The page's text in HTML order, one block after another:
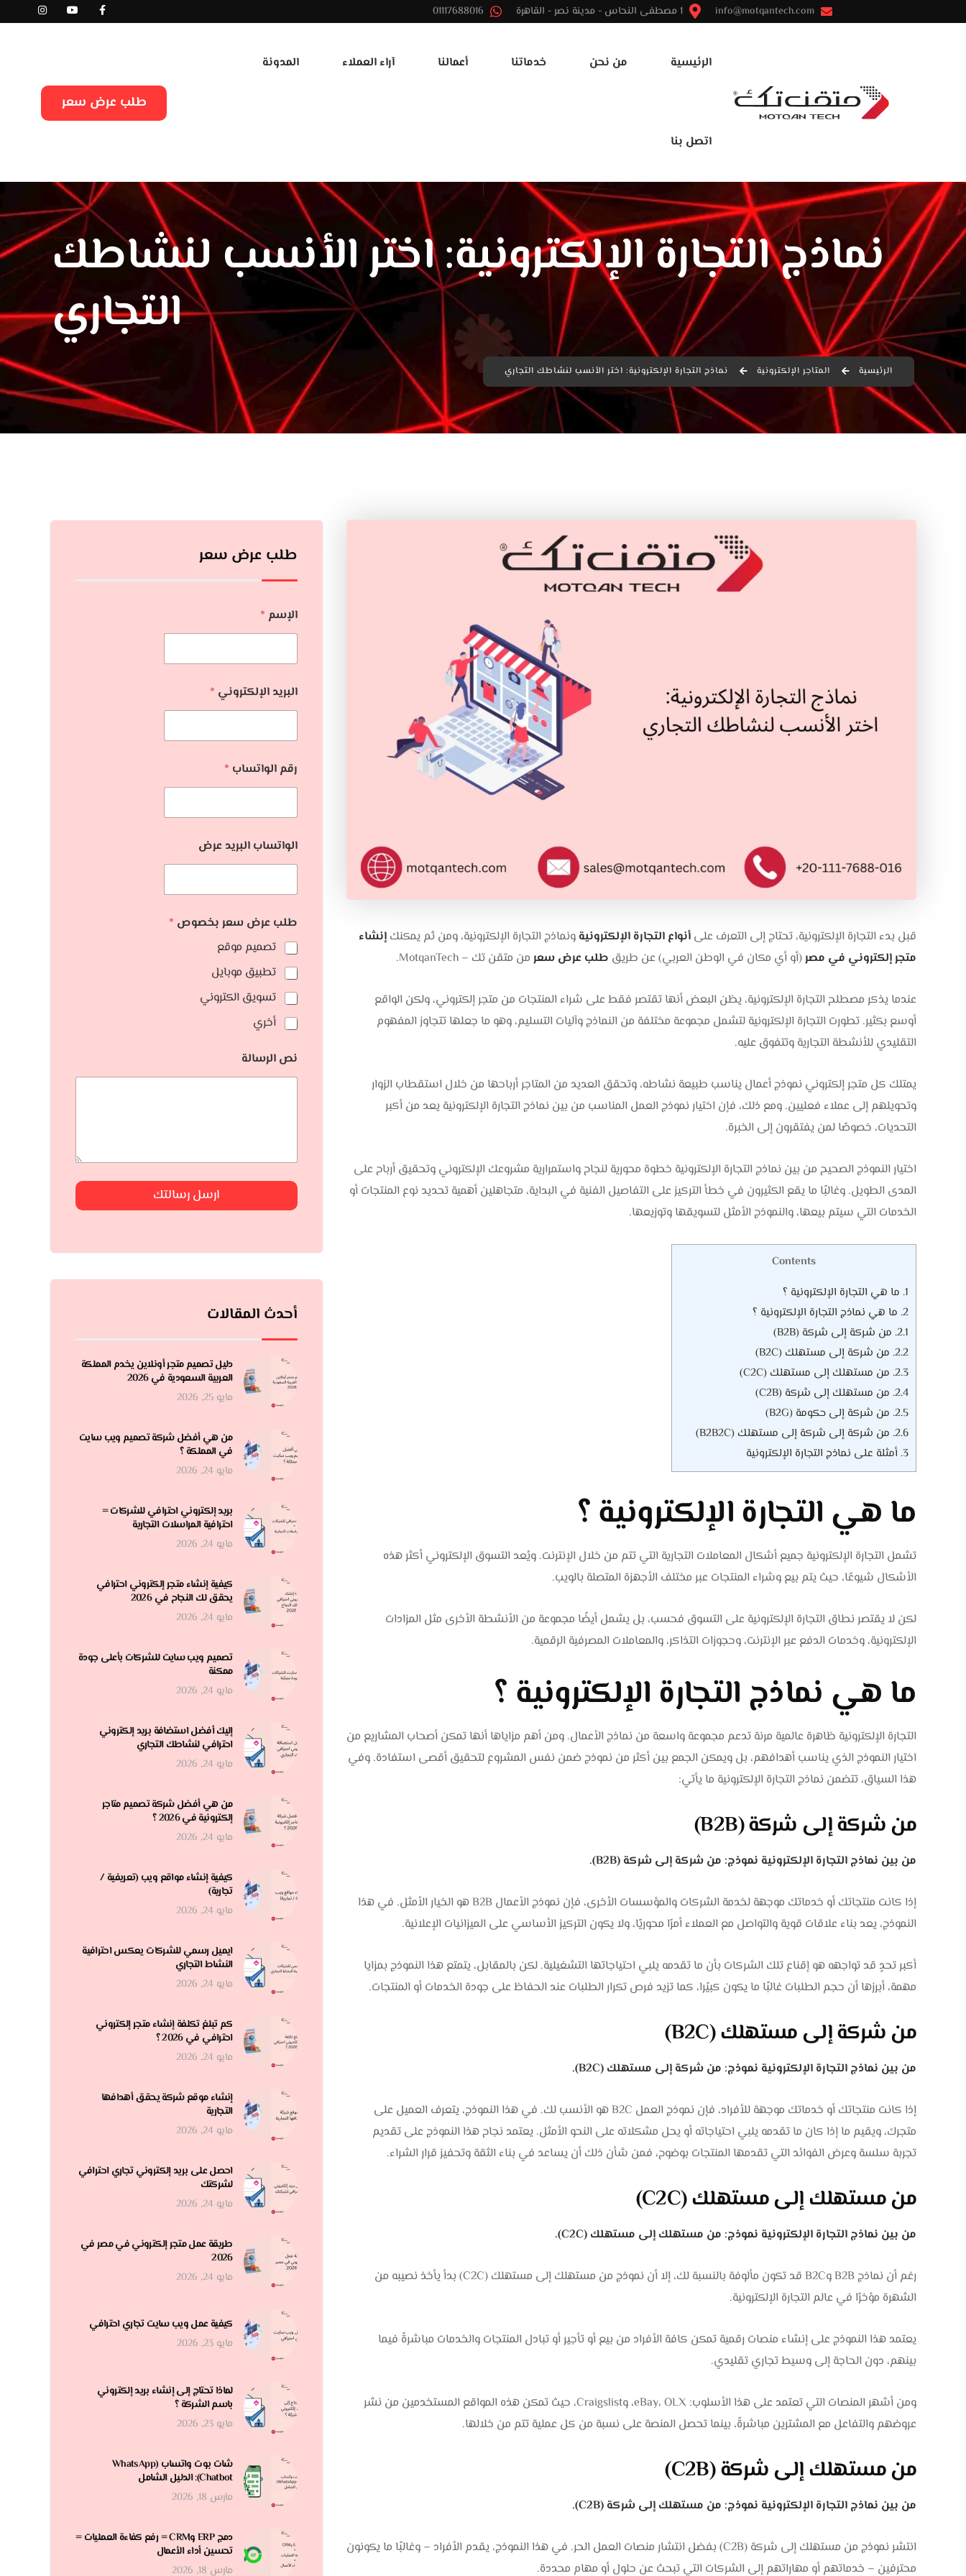
info@motqantech.com
الرئيسية من نحن خدماتنا أعمالنا آراء العملاء المدونة
اتصل بنا
طلب عرض سعر
نماذج التجارة الإلكترونية: اختر الأنسب لنشاطك
التجاري
الرئيسية المتاجر الإلكترونية نماذج التجارة الإلكترونية: اختر الأنسب لنشاطك التجاري
قبل بدء التجارة الإلكترونية، تحتاج إلى التعرف على أنواع التجارة الإلكترونية ونماذج التجارة الإلكترونية، ومن ثم يمكنكإنشاء
متجر إلكتروني في مصر(أو أي مكان في الوطن العربي) عن طريق طلب عرض سعر من متقن تك – MotqanTech.
عندما يذكر مصطلح التجارة الإلكترونية، يظن البعض أنها تقتصر فقط على شراء المنتجات من متجر إلكتروني، ولكن الواقع
أوسع بكثير. تطورت التجارة الإلكترونية لتشمل مجموعة مختلفة من النماذج وآليات التسليم، وهو ما جعلها تتجاوز المفهوم
التقليدي للأنشطة التجارية وتتفوق عليه.
يمتلك كل متجر إلكتروني نموذج أعمال يناسب طبيعة نشاطه، وتحقق العديد من المتاجر أرباحها من خلال استقطاب الزوار
وتحويلهم إلى عملاء فعليين. ومع ذلك، فإن اختيار نموذج العمل المناسب من بين نماذج التجارة الإلكترونية يعد من أكبر
التحديات، خصوصًا لمن يفتقرون إلى الخبرة.
اختيار النموذج الصحيح من بين نماذج التجارة الإلكترونية خطوة محورية لنجاح واستمرارية مشروعك الإلكتروني وتحقيق أرباح على
المدى الطويل. وغالبًا ما يقع الكثيرون في خطأ التركيز على التفاصيل الفنية في البداية، متجاهلين أهمية تحديد نوع المنتجات أو
الخدمات التي سيتم بيعها، والنموذج الأمثل لتسويقها وتوزيعها.
Contents
1. ما هي التجارة الإلكترونية ؟
2. ما هي نماذج التجارة الإلكترونية ؟
2.1. من شركة إلى شركة (B2B)
2.2. من شركة إلى مستهلك (B2C)
2.3. من مستهلك إلى مستهلك (C2C)
2.4. من مستهلك إلى شركة (C2B)
2.5. من شركة إلى حكومة (B2G)
2.6. من شركة إلى شركة إلى مستهلك (B2B2C)
3. أمثلة على نماذج التجارة الإلكترونية
ما هي التجارة الإلكترونية ؟
تشمل التجارة الإلكترونية جميع أشكال المعاملات التجارية التي تتم من خلال الإنترنت. ويُعد التسوق الإلكتروني أكثر هذه
الأشكال شيوعًا، حيث يتم بيع وشراء المنتجات عبر مختلف الأجهزة المتصلة بالويب.
لكن لا يقتصر نطاق التجارة الإلكترونية على التسوق فحسب، بل يشمل أيضًا مجموعة من الأنشطة الأخرى مثل المزادات
الإلكترونية، وخدمات الدفع عبر الإنترنت، وحجوزات التذاكر، والمعاملات المصرفية الرقمية.
ما هي نماذج التجارة الإلكترونية ؟
التجارة الإلكترونية ظاهرة عالمية مرنة تدعم مجموعة واسعة من نماذج الأعمال. ومن أهم مزاياها أنها تمكن أصحاب المشاريع من
اختيار النموذج الذي يناسب أهدافهم، بل ويمكن الجمع بين أكثر من نموذج ضمن نفس المشروع لتحقيق أقصى استفادة. وفي
هذا السياق، تتضمن نماذج التجارة الإلكترونية ما يأتي:
من شركة إلى شركة (B2B)
من بين نماذج التجارة الإلكترونية نموذج: من شركة إلى شركة (B2B).
إذا كانت منتجاتك أو خدماتك موجهة لخدمة الشركات والمؤسسات الأخرى، فإن نموذج الأعمال B2B هو الخيار الأمثل. في هذا
النموذج، يعد بناء علاقات قوية والتواصل مع العملاء أمرًا محوريًا، ولا يكون التركيز الأساسي على الميزانيات الإعلانية.
أكبر تحدٍ قد تواجهه هو إقناع تلك الشركات بأن ما تقدمه يلبي احتياجاتها التشغيلية. لكن بالمقابل، يتمتع هذا النموذج بمزايا
مهمة، أبرزها أن حجم الطلبات غالبًا ما يكون كبيًرا، كما تزيد فرص تكرار الطلبات عند الحفاظ على جودة الخدمات أو المنتجات.
من شركة إلى مستهلك (B2C)
من بين نماذج التجارة الإلكترونية نموذج: من شركة إلى مستهلك (B2C).
إذا كانت منتجاتك أو خدماتك موجهة للأفراد، فإن نموذج العمل B2C هو الأنسب لك. في هذا النموذج، يتعرف العميل على
متجرك، ويقيم ما إذا كان ما تقدمه يلبي احتياجاته أو يحل مشكلاته على النحو الأمثل. يعتمد نجاح هذا النموذج على تقديم
تجربة سلسة وعرض الفوائد التي تقدمها المنتجات بوضوح، فمن شأن ذلك أن يساعد في بناء الثقة وتحفيز قرار الشراء.
من مستهلك إلى مستهلك (C2C)
من بين نماذج التجارة الإلكترونية نموذج: من مستهلك إلى مستهلك (C2C).
رغم أن نماذج B2B وB2C قد تكون مألوفة بالنسبة لك، إلا أن نموذج من مستهلك إلى مستهلك (C2C) بدأ يأخذ نصيبه من
الشهرة مؤخرًا في عالم التجارة الإلكترونية.
يعتمد هذا النموذج على إنشاء منصات رقمية تمكن كافة الأفراد من بيع أو تأجير أو تبادل المنتجات والخدمات مباشرةً فيما
بينهم، دون الحاجة إلى وسيط تجاري تقليدي.
ومن أشهر المنصات التي تعتمد على هذا الأسلوب: eBay، OLX، وCraigslist، حيث تمكن هذه المواقع المستخدمين من نشر
عروضهم والتفاعل مع المشترين مباشرةً، بينما تحصل المنصة على نسبة من كل عملية تتم من خلالها.
من مستهلك إلى شركة (C2B)
من بين نماذج التجارة الإلكترونية نموذج: من مستهلك إلى شركة (C2B).
انتشر نموذج من مستهلك إلى شركة (C2B) بفضل انتشار منصات العمل الحر. في هذا النموذج، يقدم الأفراد – وغالبًا ما يكونون
محترفين – خدماتهم أو مهاراتهم إلى الشركات التي تبحث عن حلول أو مهام محددة.
طلب عرض سعر
الإسم *
البريد الإلكتروني *
رقم الواتساب *
الواتساب البريد عرض
طلب عرض سعر بخصوص *
تصميم موقع
تطبيق موبايل
تسويق الكتروني
أخري
نص الرسالة
ارسل رسالتك
أحدث المقالات
دليل تصميم متجر أونلاين يخدم المملكة
العربية السعودية في 2026
مايو 25, 2026
من هي أفضل شركة تصميم ويب سايت
في المملكة ؟
مايو 24, 2026
بريد إلكتروني احترافي للشركات =
احترافية المراسلات التجارية
مايو 24, 2026
كيفية إنشاء متجر إلكتروني احترافي
يحقق لك النجاح في 2026
مايو 24, 2026
تصميم ويب سايت للشركات بأعلى جودة
ممكنة
مايو 24, 2026
إليك أفضل استضافة بريد إلكتروني
احترافي لنشاطك التجاري
مايو 24, 2026
من هي أفضل شركة تصميم متاجر
إلكترونية في 2026 ؟
مايو 24, 2026
كيفية إنشاء مواقع ويب (تعريفية /
تجارية)
مايو 24, 2026
ايميل رسمي للشركات يعكس احترافية
النشاط التجاري
مايو 24, 2026
كم تبلغ تكلفة إنشاء متجر إلكتروني
احترافي في 2026 ؟
مايو 24, 2026
إنشاء موقع شركة يحقق أهدافها
التجارية
مايو 24, 2026
احصل على بريد إلكتروني تجاري احترافي
لشركتك
مايو 24, 2026
طريقة عمل متجر إلكتروني في مصر في
2026
مايو 24, 2026
كيفية عمل ويب سايت تجاري احترافي
مايو 23, 2026
لماذا تحتاج إلى إنشاء بريد إلكتروني
باسم الشركة ؟
مايو 23, 2026
شات بوت واتساب (WhatsApp
Chatbot): الدليل الشامل
مارس 18, 2026
دمج ERP وCRM = رفع كفاءة العمليات =
تحسين أداء الأعمال
مارس 18, 2026